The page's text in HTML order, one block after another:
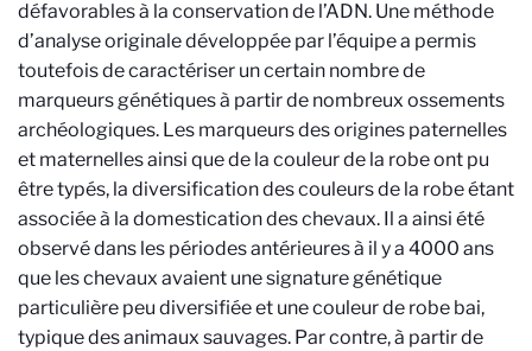
défavorables à la conservation de l’ADN. Une méthode
d’analyse originale développée par l’équipe a permis
toutefois de caractériser un certain nombre de
marqueurs génétiques à partir de nombreux ossements
archéologiques. Les marqueurs des origines paternelles
et maternelles ainsi que de la couleur de la robe ont pu
être typés, la diversification des couleurs de la robe étant
associée à la domestication des chevaux. Il a ainsi été
observé dans les périodes antérieures à il y a 4000 ans
que les chevaux avaient une signature génétique
particulière peu diversifiée et une couleur de robe bai,
typique des animaux sauvages. Par contre, à partir de